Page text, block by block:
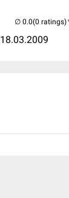
18.03.2009
(0 ratings)